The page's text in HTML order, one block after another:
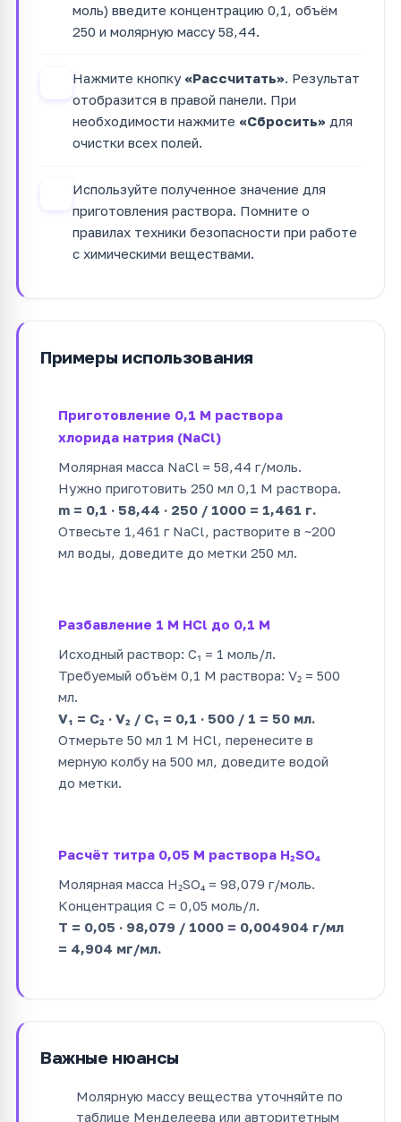
моль) введите концентрацию 0,1, объём
250 и молярную массу 58,44.
Нажмите кнопку «Рассчитать». Результат
отобразится в правой панели. При
необходимости нажмите «Сбросить» для
очистки всех полей.
Используйте полученное значение для
приготовления раствора. Помните о
правилах техники безопасности при работе
с химическими веществами.
Примеры использования
Приготовление 0,1 М раствора
хлорида натрия (NaCl)
Молярная масса NaCl = 58,44 г/моль.
Нужно приготовить 250 мл 0,1 М раствора.
m = 0,1 · 58,44 · 250 / 1000 = 1,461 г.
Отвесьте 1,461 г NaCl, растворите в ~200
мл воды, доведите до метки 250 мл.
Разбавление 1 М HCl до 0,1 М
Исходный раствор: C₁ = 1 моль/л.
Требуемый объём 0,1 М раствора: V₂ = 500
мл.
V₁ = C₂ · V₂ / C₁ = 0,1 · 500 / 1 = 50 мл.
Отмерьте 50 мл 1 М HCl, перенесите в
мерную колбу на 500 мл, доведите водой
до метки.
Расчёт титра 0,05 М раствора H₂SO₄
Молярная масса H₂SO₄ = 98,079 г/моль.
Концентрация C = 0,05 моль/л.
T = 0,05 · 98,079 / 1000 = 0,004904 г/мл
= 4,904 мг/мл.
Важные нюансы
Молярную массу вещества уточняйте по
таблице Менделеева или авторитетным